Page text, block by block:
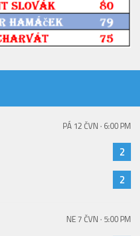
PÁ 12 ČVN · 6:00 PM
2
2
NE 7 ČVN · 5:00 PM